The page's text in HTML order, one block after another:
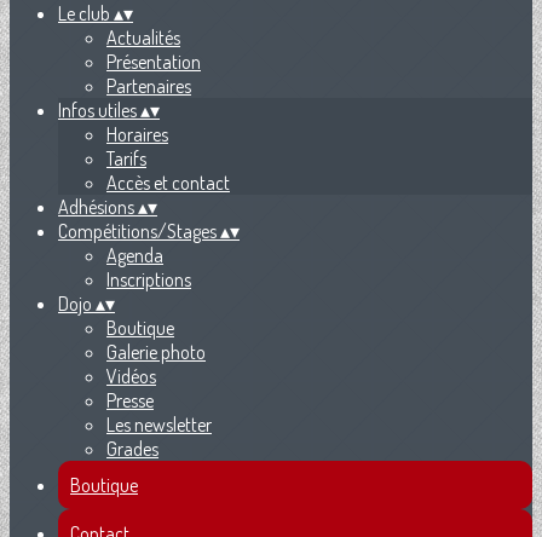
Le club ▴▾
Actualités
Présentation
Partenaires
Infos utiles▴▾
Horaires
Tarifs
Accès et contact
Adhésions▴▾
Compétitions/Stages▴▾
Agenda
Inscriptions
Dojo ▴▾
Boutique
Galerie photo
Vidéos
Presse
Les newsletter
Grades
Boutique